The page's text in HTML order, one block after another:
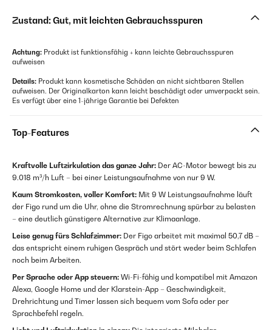
Zustand: Gut, mit leichten Gebrauchsspuren
Achtung: Produkt ist funktionsfähig + kann leichte Gebrauchsspuren
aufweisen
Details: Produkt kann kosmetische Schäden an nicht sichtbaren Stellen
aufweisen. Der Originalkarton kann leicht beschädigt oder umverpackt sein.
Es verfügt über eine 1-jährige Garantie bei Defekten
Top-Features
Kraftvolle Luftzirkulation das ganze Jahr: Der AC-Motor bewegt bis zu
9.018 m³/h Luft – bei einer Leistungsaufnahme von nur 9 W.
Kaum Stromkosten, voller Komfort: Mit 9 W Leistungsaufnahme läuft
der Figo rund um die Uhr, ohne die Stromrechnung spürbar zu belasten
– eine deutlich günstigere Alternative zur Klimaanlage.
Leise genug fürs Schlafzimmer: Der Figo arbeitet mit maximal 50,7 dB –
das entspricht einem ruhigen Gespräch und stört weder beim Schlafen
noch beim Arbeiten.
Per Sprache oder App steuern: Wi-Fi-fähig und kompatibel mit Amazon
Alexa, Google Home und der Klarstein-App – Geschwindigkeit,
Drehrichtung und Timer lassen sich bequem vom Sofa oder per
Sprachbefehl regeln.